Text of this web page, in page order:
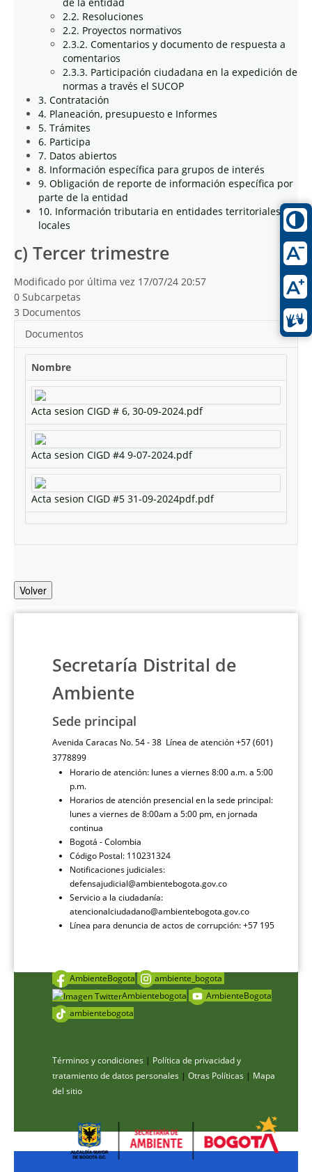
2.2. Resoluciones
2.2. Proyectos normativos
2.3.2. Comentarios y documento de respuesta a
comentarios
2.3.3. Participación ciudadana en la expedición de
normas a través el SUCOP
3. Contratación
4. Planeación, presupuesto e Informes
5. Trámites
6. Participa
7. Datos abiertos
8. Información específica para grupos de interés
9. Obligación de reporte de información específica por
parte de la entidad
10. Información tributaria en entidades territoriales
locales
c) Tercer trimestre
Modificado por última vez 17/07/24 20:57
0 Subcarpetas
3 Documentos
Documentos
Nombre
Acta sesion CIGD # 6, 30-09-2024.pdf
Acta sesion CIGD #4 9-07-2024.pdf
Acta sesion CIGD #5 31-09-2024pdf.pdf
Volver
Secretaría Distrital de
Ambiente
Sede principal
Avenida Caracas No. 54 - 38 Línea de atención +57 (601)
3778899
Horario de atención: lunes a viernes 8:00 a.m. a 5:00
p.m.
Horarios de atención presencial en la sede principal:
lunes a viernes de 8:00am a 5:00 pm, en jornada
continua
Bogotá - Colombia
Código Postal: 110231324
Notificaciones judiciales:
defensajudicial@ambientebogota.gov.co
Servicio a la ciudadanía:
atencionalciudadano@ambientebogota.gov.co
Línea para denuncia de actos de corrupción: +57 195
AmbienteBogota
ambiente_bogota
Ambientebogota
AmbienteBogota
ambientebogota
Términos y condiciones | Política de privacidad y
tratamiento de datos personales | Otras Políticas | Mapa
del sitio